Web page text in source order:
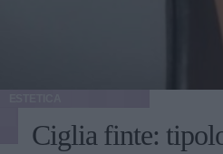
Ciglia finte: